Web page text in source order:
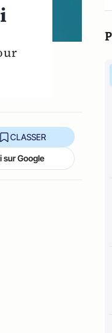
CLASSER
Google